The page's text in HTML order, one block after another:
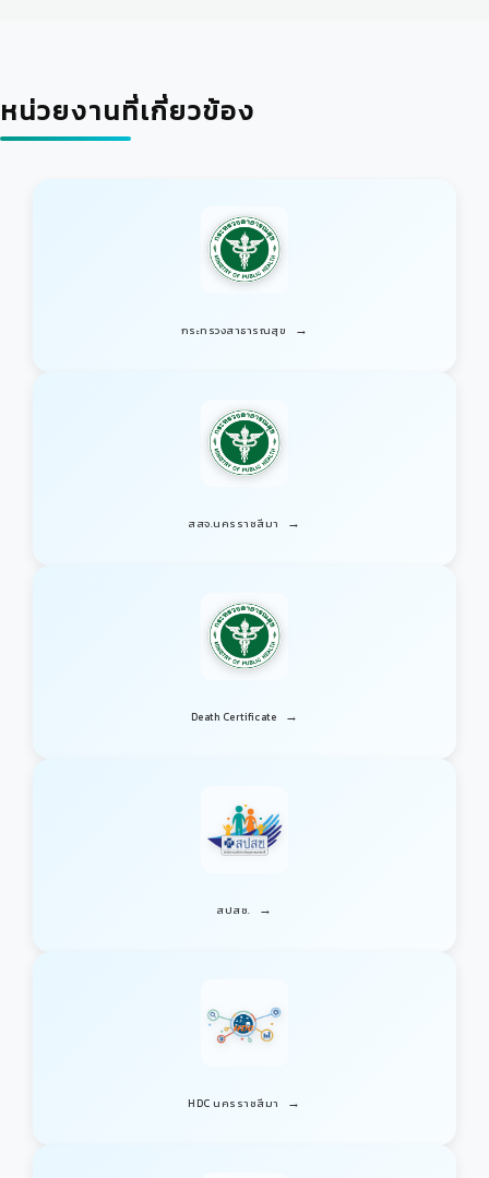
หน่วยงานที่เกี่ยวข้อง
กระทรวงสาธารณสุข →
สสจ.นครราชสีมา →
Death Certificate →
สปสช. →
HDC นครราชสีมา →